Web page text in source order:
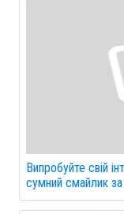
Випробуйте свій
сумний смайлик